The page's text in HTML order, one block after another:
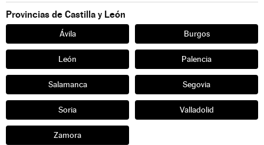
Provincias de Castilla y León
Ávila Burgos
León Palencia
Salamanca Segovia
Soria Valladolid
Zamora